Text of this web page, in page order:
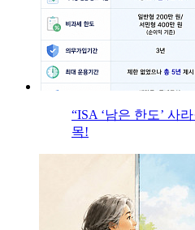
“ISA ‘남은 한도’ 사
목!